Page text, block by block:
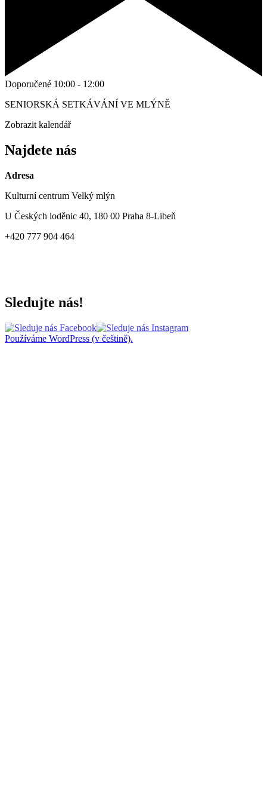
Doporučené 10:00 - 12:00
SENIORSKÁ SETKÁVÁNÍ VE MLÝNĚ
Zobrazit kalendář
Najdete nás
Adresa
Kulturní centrum Velký mlýn
U Českých loděnic 40, 180 00 Praha 8-Libeň
+420 777 904 464
Sledujte nás!
Používáme WordPress (v češtině).